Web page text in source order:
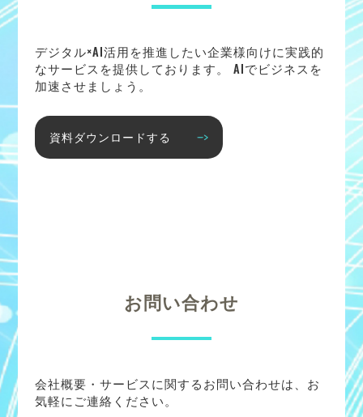
デジタル×AI活用を推進したい企業様向けに実践的
なサービスを提供しております。 AIでビジネスを
加速させましょう。
資料ダウンロードする
お問い合わせ
会社概要・サービスに関するお問い合わせは、お
気軽にご連絡ください。